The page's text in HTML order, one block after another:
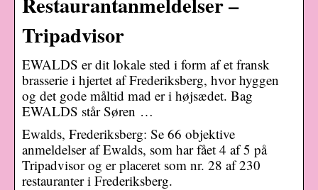
Tripadvisor
EWALDS er dit lokale sted i form af et fransk
brasserie i hjertet af Frederiksberg, hvor hyggen
og det gode måltid mad er i højsædet. Bag
EWALDS står Søren …
Ewalds, Frederiksberg: Se 66 objektive
anmeldelser af Ewalds, som har fået 4 af 5 på
Tripadvisor og er placeret som nr. 28 af 230
restauranter i Frederiksberg.